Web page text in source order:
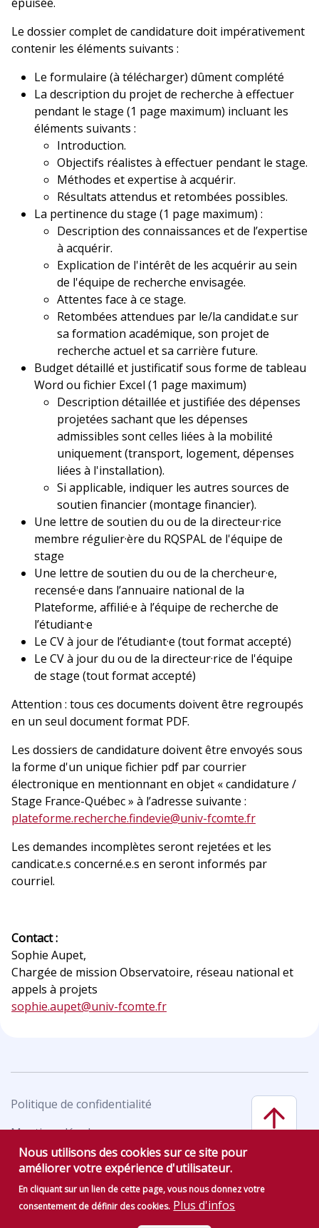
Le dossier complet de candidature doit impérativement
contenir les éléments suivants :
Le formulaire (à télécharger) dûment complété
La description du projet de recherche à effectuer
pendant le stage (1 page maximum) incluant les
éléments suivants :
Introduction.
Objectifs réalistes à effectuer pendant le stage.
Méthodes et expertise à acquérir.
Résultats attendus et retombées possibles.
La pertinence du stage (1 page maximum) :
Description des connaissances et de l’expertise
à acquérir.
Explication de l'intérêt de les acquérir au sein
de l'équipe de recherche envisagée.
Attentes face à ce stage.
Retombées attendues par le/la candidat.e sur
sa formation académique, son projet de
recherche actuel et sa carrière future.
Budget détaillé et justificatif sous forme de tableau
Word ou fichier Excel (1 page maximum)
Description détaillée et justifiée des dépenses
projetées sachant que les dépenses
admissibles sont celles liées à la mobilité
uniquement (transport, logement, dépenses
liées à l'installation).
Si applicable, indiquer les autres sources de
soutien financier (montage financier).
Une lettre de soutien du ou de la directeur·rice
membre régulier·ère du RQSPAL de l'équipe de
stage
Une lettre de soutien du ou de la chercheur·e,
recensé·e dans l’annuaire national de la
Plateforme, affilié·e à l’équipe de recherche de
l’étudiant·e
Le CV à jour de l’étudiant·e (tout format accepté)
Le CV à jour du ou de la directeur·rice de l'équipe
de stage (tout format accepté)
Attention : tous ces documents doivent être regroupés
en un seul document format PDF.
Les dossiers de candidature doivent être envoyés sous
la forme d'un unique fichier pdf par courrier
électronique en mentionnant en objet « candidature /
Stage France-Québec » à l’adresse suivante :
plateforme.recherche.findevie@univ-fcomte.fr
Les demandes incomplètes seront rejetées et les
candicat.e.s concerné.e.s en seront informés par
courriel.
Contact :
Sophie Aupet,
Chargée de mission Observatoire, réseau national et
appels à projets
sophie.aupet@univ-fcomte.fr
Politique de confidentialité
Mentions légales
Nous utilisons des cookies sur ce site pour
améliorer votre expérience d'utilisateur.
En cliquant sur un lien de cette page, vous nous donnez votre
consentement de définir des cookies. Plus d'infos